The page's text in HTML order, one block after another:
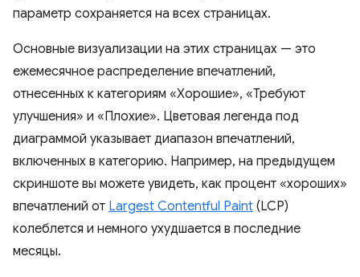
параметр сохраняется на всех страницах.
Основные визуализации на этих страницах — это
ежемесячное распределение впечатлений,
отнесенных к категориям «Хорошие», «Требуют
улучшения» и «Плохие». Цветовая легенда под
диаграммой указывает диапазон впечатлений,
включенных в категорию. Например, на предыдущем
скриншоте вы можете увидеть, как процент «хороших»
впечатлений от Largest Contentful Paint (LCP)
колеблется и немного ухудшается в последние
месяцы.